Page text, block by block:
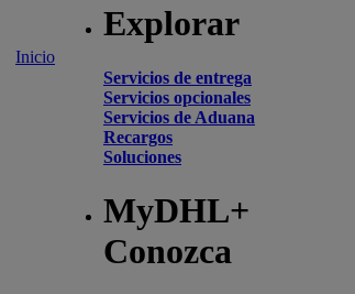
Inicio
Explorar
Servicios de entrega
Servicios opcionales
Servicios de Aduana
Recargos
Soluciones
MyDHL+
Conozca